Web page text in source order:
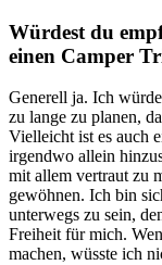
Würdest du
einen Camper
Generell ja. Ich
zu lange zu planen,
Vielleicht ist es auch
irgendwo allein
mit allem vertraut zu
gewöhnen. Ich bin
unterwegs zu sein,
Freiheit für mich.
machen, wüsste ich